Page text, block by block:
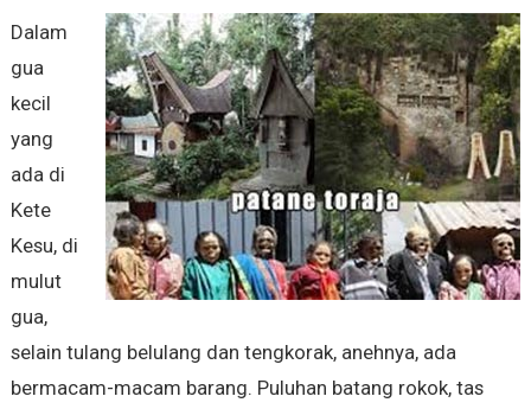
Dalam
gua
kecil
yang
ada di
Kete
Kesu, di
mulut
gua,
selain tulang belulang dan tengkorak, anehnya, ada
bermacam-macam barang. Puluhan batang rokok, tas